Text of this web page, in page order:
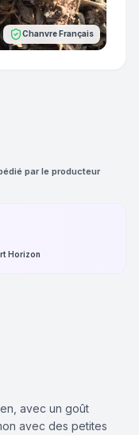
Chanvre Français
par le producteur·
Horizon
avec un goût
avec des petites